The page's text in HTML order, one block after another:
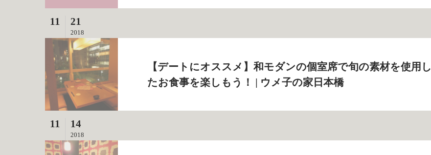
11 21
2018
【デートにオススメ】和モダンの個室席で旬の素材を使用し
たお食事を楽しもう！ | ウメ子の家日本橋
11 14
2018